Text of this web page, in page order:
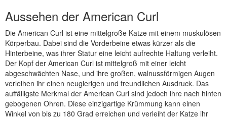
Aussehen der American Curl
Die American Curl ist eine mittelgroße Katze mit einem muskulösen
Körperbau. Dabei sind die Vorderbeine etwas kürzer als die
Hinterbeine, was ihrer Statur eine leicht aufrechte Haltung verleiht.
Der Kopf der American Curl ist mittelgroß mit einer leicht
abgeschwächten Nase, und ihre großen, walnussförmigen Augen
verleihen ihr einen neugierigen und freundlichen Ausdruck. Das
auffälligste Merkmal der American Curl sind jedoch ihre nach hinten
gebogenen Ohren. Diese einzigartige Krümmung kann einen
Winkel von bis zu 180 Grad erreichen und verleiht der Katze ihr